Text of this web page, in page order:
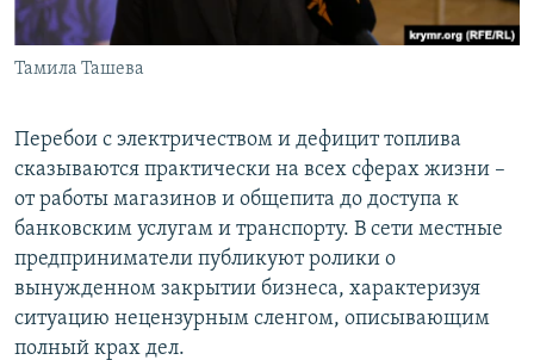
Тамила Ташева
Перебои с электричеством и дефицит топлива
сказываются практически на всех сферах жизни –
от работы магазинов и общепита до доступа к
банковским услугам и транспорту. В сети местные
предприниматели публикуют ролики о
вынужденном закрытии бизнеса, характеризуя
ситуацию нецензурным сленгом, описывающим
полный крах дел.